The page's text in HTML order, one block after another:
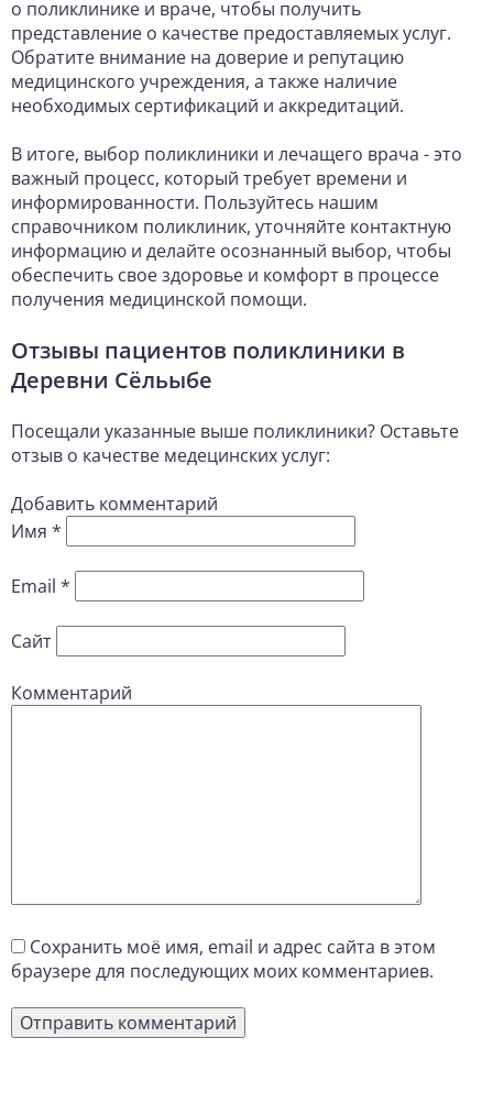
о поликлинике и враче, чтобы получить
представление о качестве предоставляемых услуг.
Обратите внимание на доверие и репутацию
медицинского учреждения, а также наличие
необходимых сертификаций и аккредитаций.
В итоге, выбор поликлиники и лечащего врача - это
важный процесс, который требует времени и
информированности. Пользуйтесь нашим
справочником поликлиник, уточняйте контактную
информацию и делайте осознанный выбор, чтобы
обеспечить свое здоровье и комфорт в процессе
получения медицинской помощи.
Отзывы пациентов поликлиники в
Деревни Сёльыбе
Посещали указанные выше поликлиники? Оставьте
отзыв о качестве медецинских услуг:
Добавить комментарий
Имя *
Email *
Сайт
Комментарий
Сохранить моё имя, email и адрес сайта в этом
браузере для последующих моих комментариев.